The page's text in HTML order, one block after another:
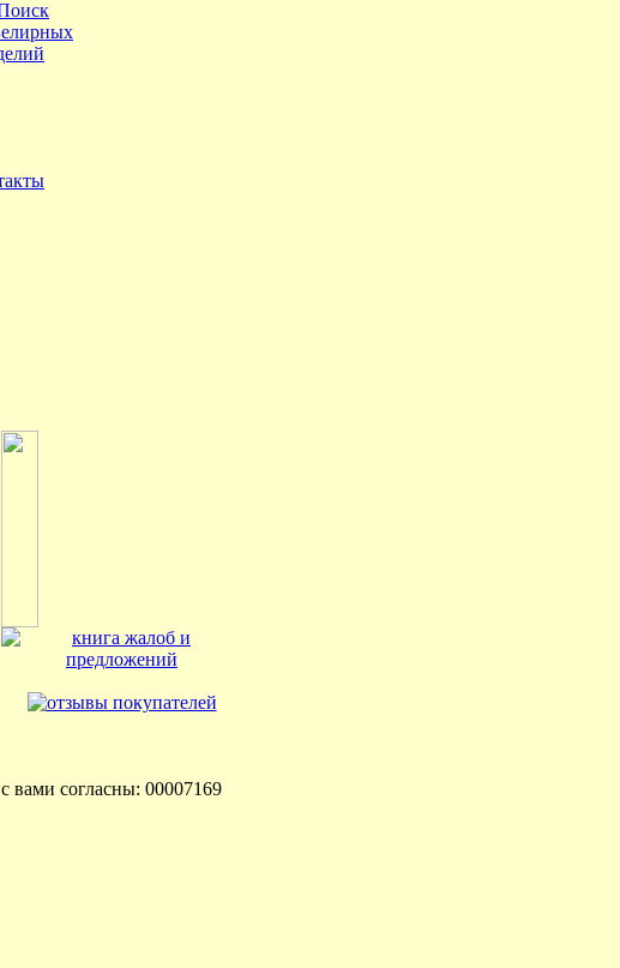
с вами согласны: 00007169